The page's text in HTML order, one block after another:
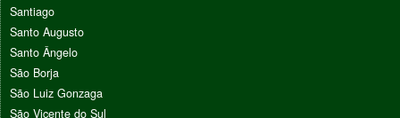
Santiago
Santo Augusto
Santo Ângelo
São Borja
São Luiz Gonzaga
São Vicente do Sul